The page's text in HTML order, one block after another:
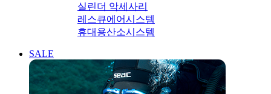
실린더 악세사리
레스큐에어시스템
휴대용산소시스템
SALE